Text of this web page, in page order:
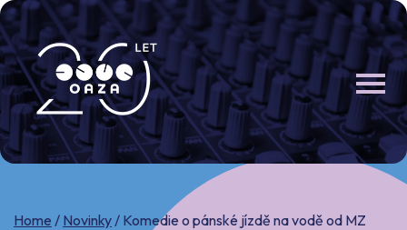
Skip
to
content
Home / Novinky/ Komedie o pánské jízdě na vodě od MZ